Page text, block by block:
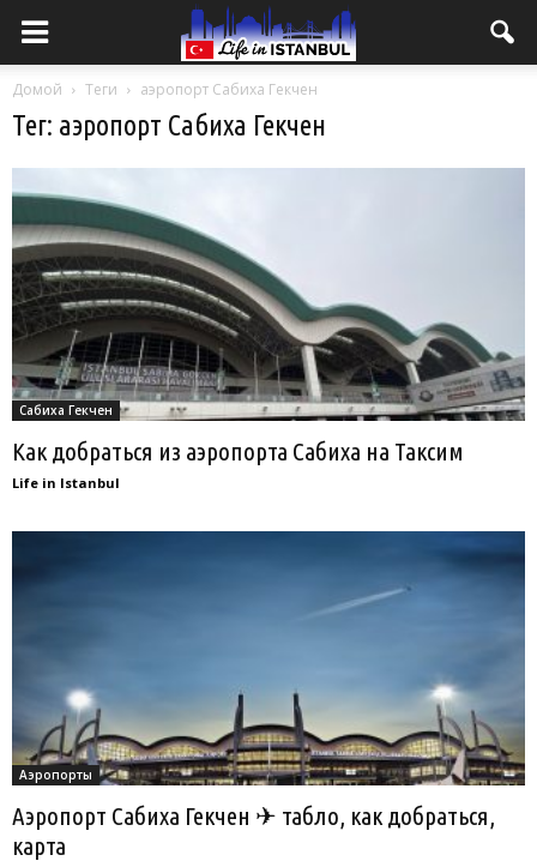
Домой Теги аэропорт Сабиха Гекчен
Тег: аэропорт Сабиха Гекчен
Сабиха Гекчен
Как добраться из аэропорта Сабиха на Таксим
Life in Istanbul
Аэропорты
Аэропорт Сабиха Гекчен ✈ табло, как добраться,
карта